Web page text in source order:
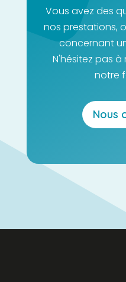
Vous avez des
nos prestations,
concernant
N'hésitez pas
notre
Nous